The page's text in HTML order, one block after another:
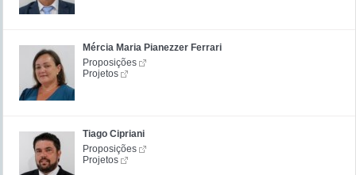
Mércia Maria Pianezzer Ferrari
Proposições
Projetos
Tiago Cipriani
Proposições
Projetos